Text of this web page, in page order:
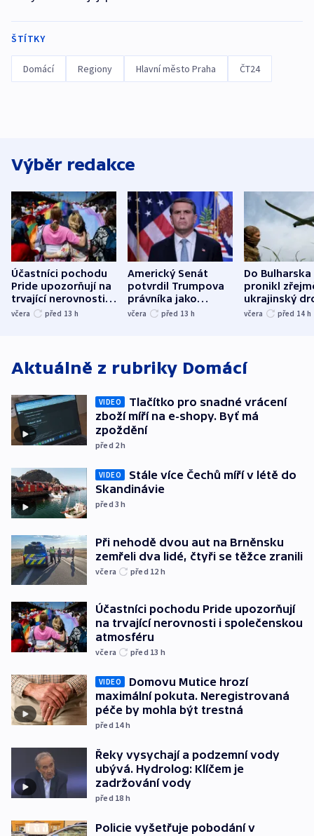
ŠTÍTKY
Domácí Regiony Hlavní město Praha ČT24
Výběr redakce
Účastníci pochodu
Pride upozorňují na
trvající nerovnosti i
společenskou
včera před 13 h
Americký Senát
potvrdil Trumpova
právníka jako
ministra
včera před 13 h
Do Bulharska
pronikl
ukrajinský
explodoval
včera před 14 h
Aktuálně z rubriky Domácí
VIDEO
Tlačítko pro snadné vrácení
zboží míří na e-shopy. Byť má
zpoždění
před 2h
VIDEO
Stále více Čechů míří v létě do
Skandinávie
před 3h
Při nehodě dvou aut na Brněnsku
zemřeli dva lidé, čtyři se těžce zranili
včera před 12 h
Účastníci pochodu Pride upozorňují
na trvající nerovnosti i společenskou
atmosféru
včera před 13 h
VIDEO
Domovu Mutice hrozí
maximální pokuta. Neregistrovaná
péče by mohla být trestná
před 14h
Řeky vysychají a podzemní vody
ubývá. Hydrolog: Klíčem je
zadržování vody
před 18 h
Policie vyšetřuje pobodání v